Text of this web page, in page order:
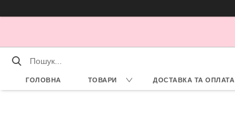
ГОЛОВНА ТОВАРИ ДОСТАВКА ТА ОПЛАТА